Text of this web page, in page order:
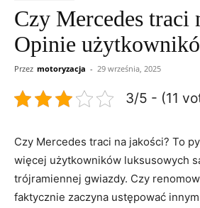
Czy Mercedes traci
Opinie
Przez motoryzacja - 29 września, 2025
3/5 - (11
Czy⁤ Mercedes traci na⁢ jakości? To
więcej ⁢użytkowników​ luksusowych‍
trójramiennej gwiazdy. Czy
faktycznie zaczyna ustępować